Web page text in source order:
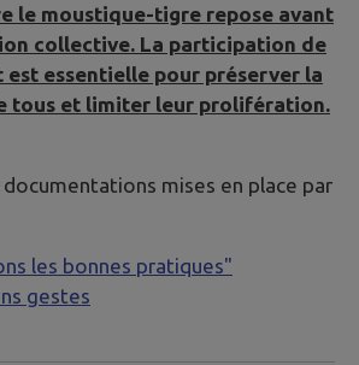
le moustique-tigre repose avant
collective. La participation de
est essentielle pour préserver la
tous et limiter leur prolifération.
mises en place par
les bonnes pratiques"
gestes